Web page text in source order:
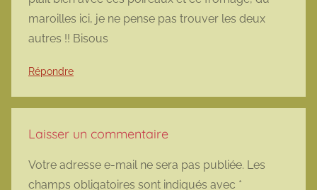
maroilles ici, je ne pense pas trouver les deux
autres !! Bisous
Répondre
Laisser un commentaire
Votre adresse e-mail ne sera pas publiée. Les
champs obligatoires sont indiqués avec *